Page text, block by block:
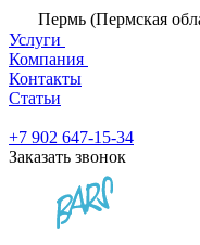
Пермь (Пермская
Услуги
Компания
Контакты
Статьи
+7 902 647-15-34
Заказать звонок